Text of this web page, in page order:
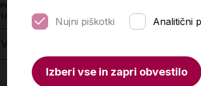
Predvidena dobava:
14. 8. 2026*
V košarico
35,00 €
Nujni piškotki Analitični
Izberi vse in zapri obvestilo